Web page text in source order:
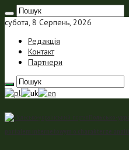
субота, 8 Серпень, 2026
Редакція
Контакт
Партнери